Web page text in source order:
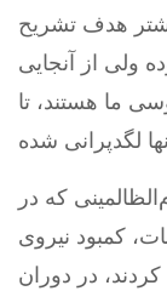
هدف تشریح
ولی از آنجایی
ما هستند، تا
که در
کمبود نیروی
در دوران